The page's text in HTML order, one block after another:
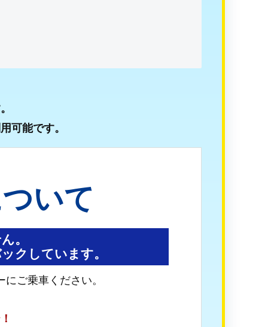
可能です。
いて
。
クしています。
ご乗車ください。